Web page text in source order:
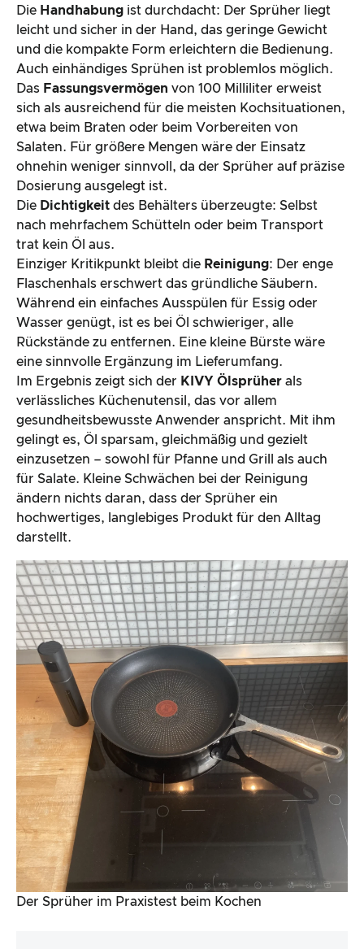
Die Handhabung ist durchdacht: Der Sprüher liegt
leicht und sicher in der Hand, das geringe Gewicht
und die kompakte Form erleichtern die Bedienung.
Auch einhändiges Sprühen ist problemlos möglich.
Das Fassungsvermögen von 100 Milliliter erweist
sich als ausreichend für die meisten Kochsituationen,
etwa beim Braten oder beim Vorbereiten von
Salaten. Für größere Mengen wäre der Einsatz
ohnehin weniger sinnvoll, da der Sprüher auf präzise
Dosierung ausgelegt ist.
Die Dichtigkeit des Behälters überzeugte: Selbst
nach mehrfachem Schütteln oder beim Transport
trat kein Öl aus.
Einziger Kritikpunkt bleibt die Reinigung: Der enge
Flaschenhals erschwert das gründliche Säubern.
Während ein einfaches Ausspülen für Essig oder
Wasser genügt, ist es bei Öl schwieriger, alle
Rückstände zu entfernen. Eine kleine Bürste wäre
eine sinnvolle Ergänzung im Lieferumfang.
Im Ergebnis zeigt sich der KIVY Ölsprüher als
verlässliches Küchenutensil, das vor allem
gesundheitsbewusste Anwender anspricht. Mit ihm
gelingt es, Öl sparsam, gleichmäßig und gezielt
einzusetzen – sowohl für Pfanne und Grill als auch
für Salate. Kleine Schwächen bei der Reinigung
ändern nichts daran, dass der Sprüher ein
hochwertiges, langlebiges Produkt für den Alltag
darstellt.
Der Sprüher im Praxistest beim Kochen